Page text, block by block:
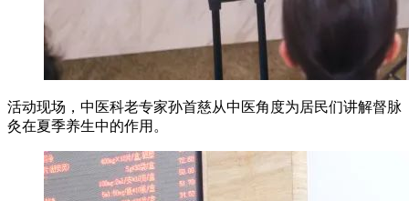
活动现场，中医科老专家孙首慈从中医角度为居民们讲解督脉
灸在夏季养生中的作用。